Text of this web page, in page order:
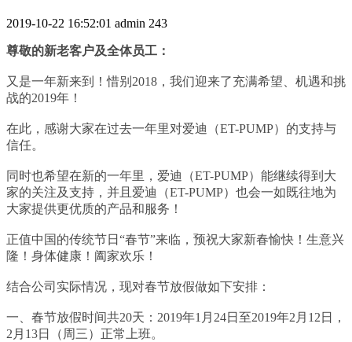
2019-10-22 16:52:01 admin 243
尊敬的新老客户及全体员工：
又是一年新来到！惜别2018，我们迎来了充满希望、机遇和挑
战的2019年！
在此，感谢大家在过去一年里对爱迪（ET-PUMP）的支持与
信任。
同时也希望在新的一年里， 爱迪（ET-PUMP） 能继续得到大
家的关注及支持，并且 爱迪（ET-PUMP） 也会一如既往地为
大家提供更优质的产品和服务！
正值中国的传统节日“春节”来临，预祝大家新春愉快！生意兴
隆！身体健康！阖家欢乐！
结合公司实际情况，现对春节放假做如下安排：
一、春节放假时间共20天：2019年1月24日至2019年2月12日，
2月13日（周三）正常上班。